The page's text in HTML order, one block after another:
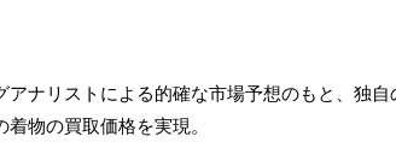
アナリストによる的確な市場予想のもと、独
着物の買取価格を実現。